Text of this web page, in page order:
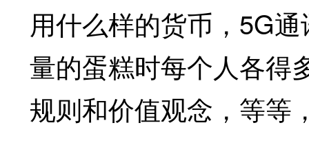
用什么样的货币，5G
量的蛋糕时每个人各得
规则和价值观念，等等